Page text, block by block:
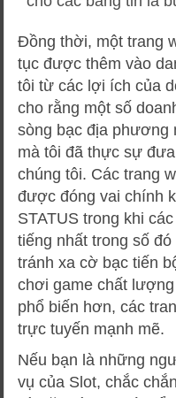
Đồng thời, một trang
tục được thêm vào
tôi từ các lợi ích của
cho rằng một số
sòng bạc địa phương
mà tôi đã thực sự
chúng tôi. Các trang
được đóng vai chính
STATUS trong khi
tiếng nhất trong số
tránh xa cờ bạc tiến
chơi game chất
phổ biến hơn, các
trực tuyến mạnh mẽ.
Nếu bạn là những
vụ của Slot, chắc